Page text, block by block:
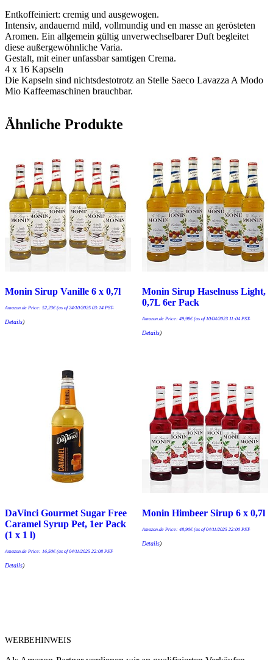
Entkoffeiniert: cremig und ausgewogen.
Intensiv, andauernd mild, vollmundig und en masse an gerösteten
Aromen. Ein allgemein gültig unverwechselbarer Duft begleitet
diese außergewöhnliche Varia.
Gestalt, mit einer unfassbar samtigen Crema.
4 x 16 Kapseln
Die Kapseln sind nichtsdestotrotz an Stelle Saeco Lavazza A Modo
Mio Kaffeemaschinen brauchbar.
Ähnliche Produkte
Monin Sirup Vanille 6 x 0,7l
Amazon.de Price: 52,23€(as of 24/10/2025 03:14 PST-
Details)
Monin Sirup Haselnuss Light,
0,7L 6er Pack
Amazon.de Price: 49,98€(as of 10/04/2023 11:04 PST-
Details)
DaVinci Gourmet Sugar Free
Caramel Syrup Pet, 1er Pack
(1 x 1 l)
Amazon.de Price: 16,50€(as of 04/11/2025 22:08 PST-
Details)
Monin Himbeer Sirup 6 x 0,7l
Amazon.de Price: 48,90€(as of 04/11/2025 22:00 PST-
Details)
WERBEHINWEIS